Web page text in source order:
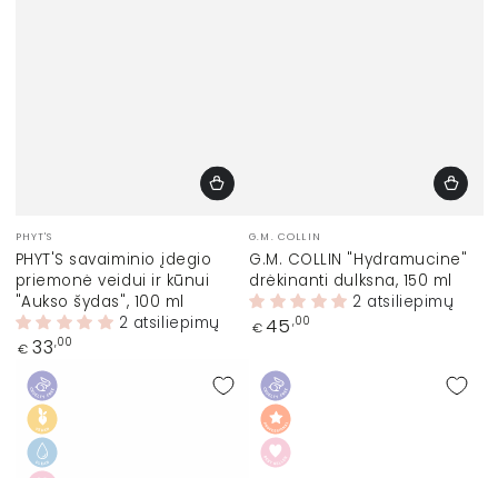
Prekinis
ženklas:
PHYT'S
PHYT'S savaiminio įdegio
priemonė veidui ir kūnui
"Aukso šydas", 100 ml
2 atsiliepimų
Įprasta
€ 33,00
Prekinis
ženklas:
G.M. COLLIN
G.M. COLLIN "Hydramucine"
drėkinanti dulksna, 150 ml
2 atsiliepimų
Įprasta
€ 45 ,00